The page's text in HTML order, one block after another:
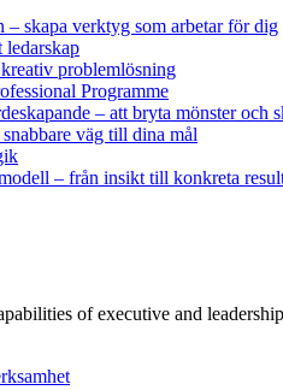
skapa verktyg som arbetar för dig
problemlösning
Programme
– att bryta mönster och
väg till dina mål
– från insikt till konkreta
of executive and